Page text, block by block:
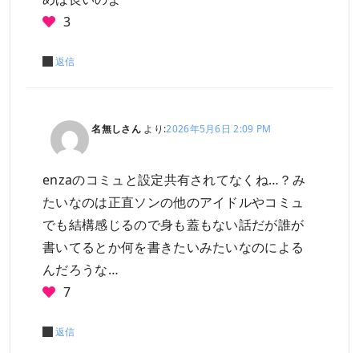
3
返信
名無しさん より:2026年5月6日 2:09 PM
enzaのコミュと設定共有されてなくね…？み
たいなのは正直ソンの他のアイドルやコミュ
でも結構感じるので身も蓋もない話だが誰が
書いてるとか何を書きたいみたいなのによる
んだろうな…
7
返信